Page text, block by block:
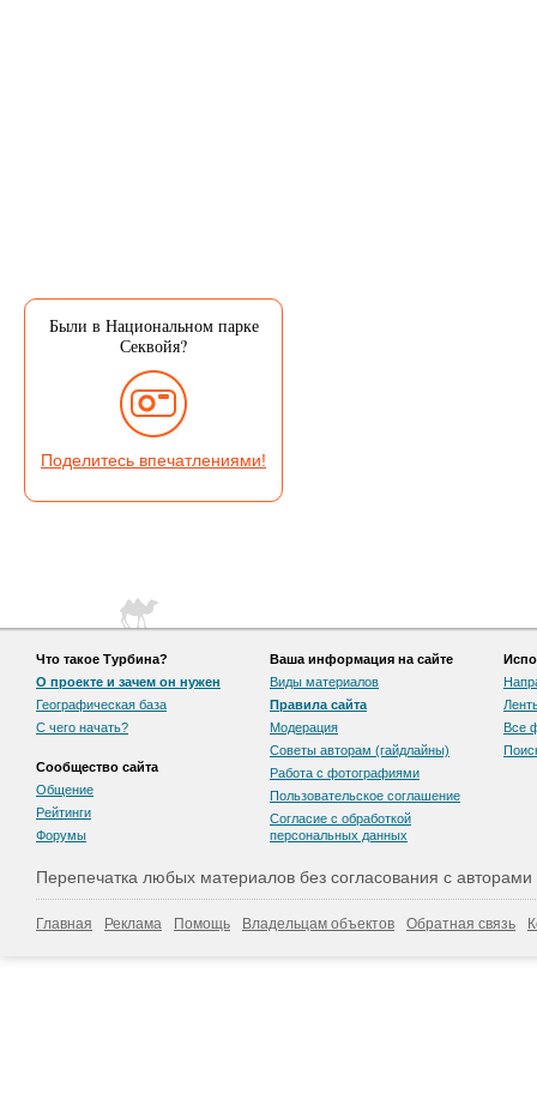
Были в Национальном парке
Секвойя?
Поделитесь впечатлениями!
Что такое Турбина?
О проекте и зачем он нужен
Географическая база
С чего начать?
Сообщество сайта
Общение
Рейтинги
Форумы
Ваша информация на сайте
Виды материалов
Правила сайта
Модерация
Советы авторам (гайдлайны)
Работа с фотографиями
Пользовательскоe соглашение
Согласие с обработкой
персональных данных
Все
Перепечатка любых материалов без согласования с
Главная Реклама Помощь Владельцам объектов Обратная связь